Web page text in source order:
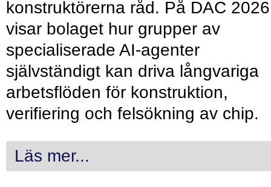
konstruktörerna råd. På DAC 2026
visar bolaget hur grupper av
specialiserade AI-agenter
självständigt kan driva långvariga
arbetsflöden för konstruktion,
verifiering och felsökning av chip.
Läs mer...